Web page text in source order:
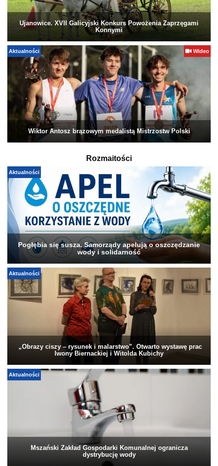
Ujanowice. XVII Galicyjski Konkurs Powożenia Zaprzęgami
Konnymi
Aktualności Wideo
Wiktor Antosz brązowym medalistą Mistrzostw Polski
Rozmaitości
Aktualności
Pogłębia się susza. Samorządy apelują o oszczędzanie
wody i solidarność
Aktualności
„Obrazy ciszy – rysunek i malarstwo”. Otwarto wystawę prac
Iwony Biernackiej i Witolda Kubichy
Aktualności
Mszański Zakład Gospodarki Komunalnej ogranicza
dystrybucję wody